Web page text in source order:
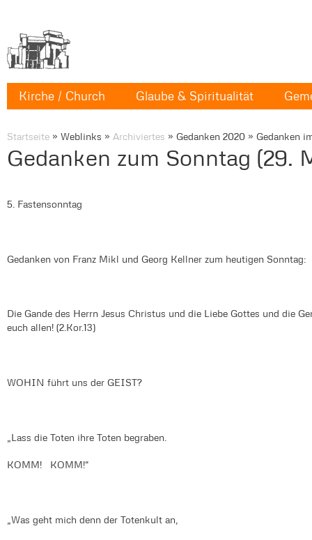
Kirche / Church Glaube & Spiritualität
Startseite » Weblinks » Archiviertes » Gedanken 2020 » Gedanken
Gedanken zum Sonntag (29.
5. Fastensonntag
Gedanken von Franz Mikl und Georg Kellner zum heutigen Sonntag:
Die Gande des Herrn Jesus Christus und die Liebe Gottes und die
euch allen! (2.Kor.13)
WOHIN führt uns der GEIST?
„Lass die Toten ihre Toten begraben.
KOMM! KOMM!“
„Was geht mich denn der Totenkult an,